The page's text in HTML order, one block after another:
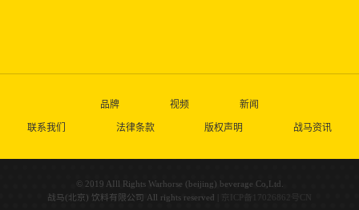
品牌 视频 新闻
联系我们 法律条款 版权声明 战马资讯
© 2019 AIll Rights Warhorse (beijing) beverage Co,Ltd.
战马(北京) 饮料有限公司 All rights reserved |
京ICP备17026862号CN